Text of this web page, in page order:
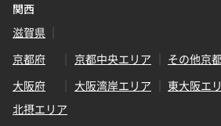
関西
滋賀県
京都府
京都中央エリア
その他京
大阪府
大阪湾岸エリア 東大阪エ
北摂エリア